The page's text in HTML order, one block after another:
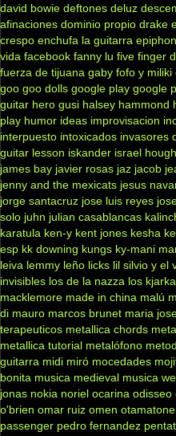
david bowie deftones deluz
afinaciones dominio propio drake
crespo enchufa la guitarra
vida facebook fanny lu five finger
fuerza de tijuana gaby fofo y miliki
goo goo dolls google play google
guitar hero gusi halsey hammond
play humor ideas improvisacion
interpuesto intoxicados invasores
guitar lesson iskander israel
james bay javier rosas jaz jacob
jenny and the mexicats jesus
jorge santacruz jose luis reyes
solo juhn julian casablancas
karatula ken-y kent jones kesha
esp kk downing kungs ky-mani
leiva lemmy leño licks lil silvio y el
invisibles los de la nazza los
macklemore made in china malú
di mauro marcos brunet maria
terapeuticos metallica chords
metallica tutorial metalófono
guitarra midi miró mocedades
bonita musica medieval musica
jonas nokia noriel ocarina odisseo
o'brien omar ruiz omen otamatone
passenger pedro fernandez